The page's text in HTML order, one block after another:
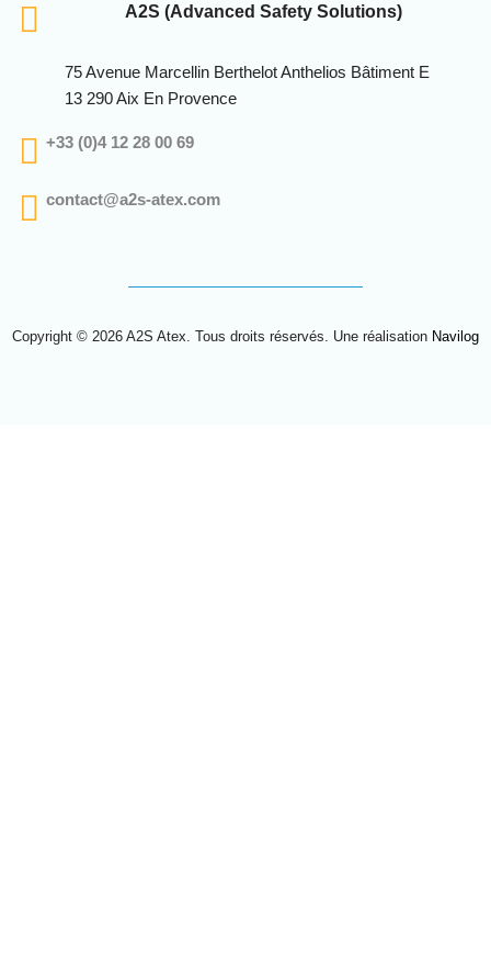
A2S (Advanced Safety Solutions)
75 Avenue Marcellin Berthelot Anthelios Bâtiment E
13 290 Aix En Provence
+33 (0)4 12 28 00 69
contact@a2s-atex.com
Copyright © 2026 A2S Atex. Tous droits réservés. Une réalisation Navilog